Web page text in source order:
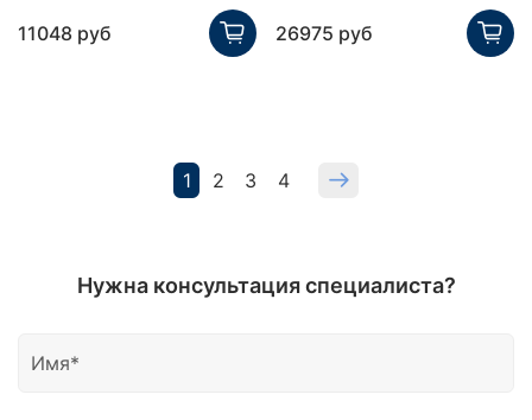
11048 руб 26975 руб
1 2 3 4
Нужна консультация специалиста?